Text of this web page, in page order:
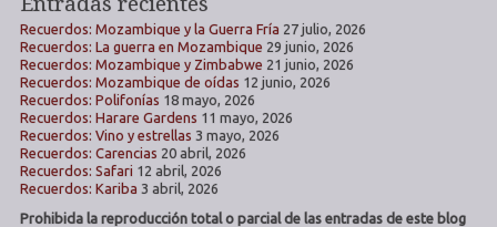
Recuerdos: Mozambique y la Guerra Fría 27 julio, 2026
Recuerdos: La guerra en Mozambique 29 junio, 2026
Recuerdos: Mozambique y Zimbabwe 21 junio, 2026
Recuerdos: Mozambique de oídas 12 junio, 2026
Recuerdos: Polifonías 18 mayo, 2026
Recuerdos: Harare Gardens 11 mayo, 2026
Recuerdos: Vino y estrellas 3 mayo, 2026
Recuerdos: Carencias 20 abril, 2026
Recuerdos: Safari 12 abril, 2026
Recuerdos: Kariba 3 abril, 2026
Prohibida la reproducción total o parcial de las entradas de este blog